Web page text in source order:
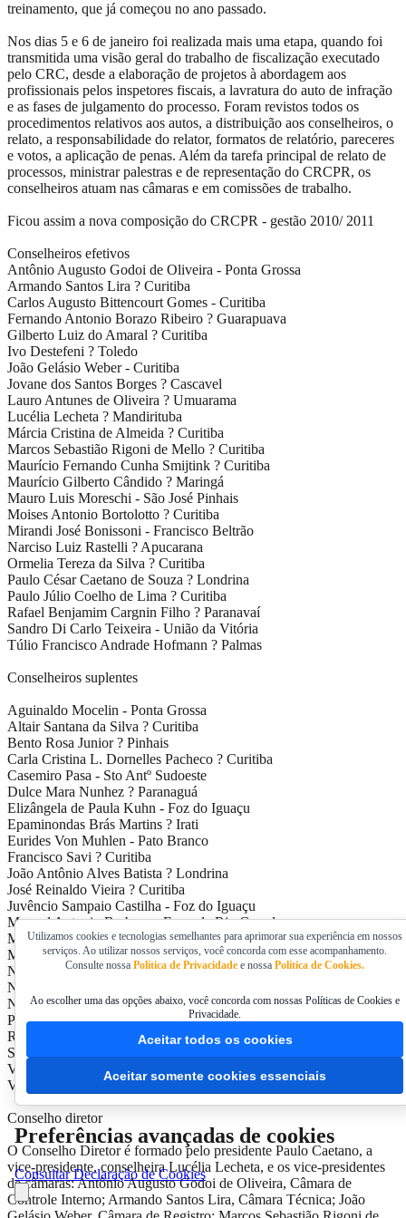
treinamento, que já começou no ano passado.
Nos dias 5 e 6 de janeiro foi realizada mais uma etapa, quando foi
transmitida uma visão geral do trabalho de fiscalização executado
pelo CRC, desde a elaboração de projetos à abordagem aos
profissionais pelos inspetores fiscais, a lavratura do auto de infração
e as fases de julgamento do processo. Foram revistos todos os
procedimentos relativos aos autos, a distribuição aos conselheiros, o
relato, a responsabilidade do relator, formatos de relatório, pareceres
e votos, a aplicação de penas. Além da tarefa principal de relato de
processos, ministrar palestras e de representação do CRCPR, os
conselheiros atuam nas câmaras e em comissões de trabalho.
Ficou assim a nova composição do CRCPR - gestão 2010/ 2011
Conselheiros efetivos
Antônio Augusto Godoi de Oliveira - Ponta Grossa
Armando Santos Lira ? Curitiba
Carlos Augusto Bittencourt Gomes - Curitiba
Fernando Antonio Borazo Ribeiro ? Guarapuava
Gilberto Luiz do Amaral ? Curitiba
Ivo Destefeni ? Toledo
João Gelásio Weber - Curitiba
Jovane dos Santos Borges ? Cascavel
Lauro Antunes de Oliveira ? Umuarama
Lucélia Lecheta ? Mandirituba
Márcia Cristina de Almeida ? Curitiba
Marcos Sebastião Rigoni de Mello ? Curitiba
Maurício Fernando Cunha Smijtink ? Curitiba
Maurício Gilberto Cândido ? Maringá
Mauro Luis Moreschi - São José Pinhais
Moises Antonio Bortolotto ? Curitiba
Mirandi José Bonissoni - Francisco Beltrão
Narciso Luiz Rastelli ? Apucarana
Ormelia Tereza da Silva ? Curitiba
Paulo César Caetano de Souza ? Londrina
Paulo Júlio Coelho de Lima ? Curitiba
Rafael Benjamim Cargnin Filho ? Paranavaí
Sandro Di Carlo Teixeira - União da Vitória
Túlio Francisco Andrade Hofmann ? Palmas
Conselheiros suplentes
Aguinaldo Mocelin - Ponta Grossa
Altair Santana da Silva ? Curitiba
Bento Rosa Junior ? Pinhais
Carla Cristina L. Dornelles Pacheco ? Curitiba
Casemiro Pasa - Sto Antº Sudoeste
Dulce Mara Nunhez ? Paranaguá
Elizângela de Paula Kuhn - Foz do Iguaçu
Epaminondas Brás Martins ? Irati
Eurides Von Muhlen - Pato Branco
Francisco Savi ? Curitiba
João Antônio Alves Batista ? Londrina
José Reinaldo Vieira ? Curitiba
Juvêncio Sampaio Castilha - Foz do Iguaçu
Manoel Antonio Barbosa - Fazenda Rio Grande
Maria Favero Rodrigues ? Curitiba
Mário Ari Ganho ? Curitiba
Neuza Corte de Oliveira ? Maringá
Nilton Mendes Filho ? Curitiba
Nilva Amália Pasetto ? Curitiba
Paulo de Tarso Vieira Lopes ? Cascavel
Reginaldo Rodrigues de Paula ? Curitiba
Serlei Antônio Denardi - Guarapuava
Valdir Oripka Milicio - Curitiba
Vera Lucia Lelis Oliveira ? Curitiba
Conselho diretor
O Conselho Diretor é formado pelo presidente Paulo Caetano, a
vice-presidente, conselheira Lucélia Lecheta, e os vice-presidentes
de câmaras: Antônio Augusto Godoi de Oliveira, Câmara de
Controle Interno; Armando Santos Lira, Câmara Técnica; João
Utilizamos cookies e tecnologias semelhantes para aprimorar sua experiência em nossos
serviços. Ao utilizar nossos serviços, você concorda com esse acompanhamento.
Consulte nossa Política de Privacidade e nossa Política de Cookies.
Ao escolher uma das opções abaixo, você concorda com nossas Políticas de Cookies e
Privacidade.
Aceitar todos os cookies
Aceitar somente cookies essenciais
Preferências avançadas de cookies
Consultar Declaração de Cookies